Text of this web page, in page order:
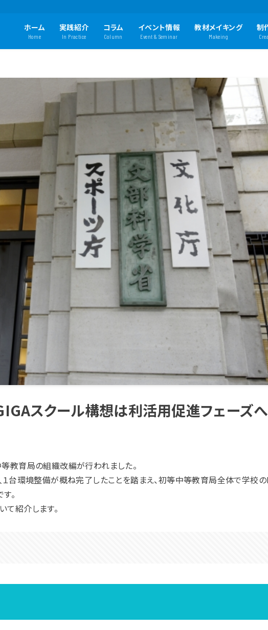
ホーム
Home
実践紹介
In Practice
コラム
Column
イベント情報
Event & Seminar
教材メイキング
Makeing
制
スクール構想は利活用促進フェーズへ
教育局の組織改編が行われました。
台環境整備が概ね完了したことを踏まえ、初等中等教育局全体で学校
。
て紹介します。